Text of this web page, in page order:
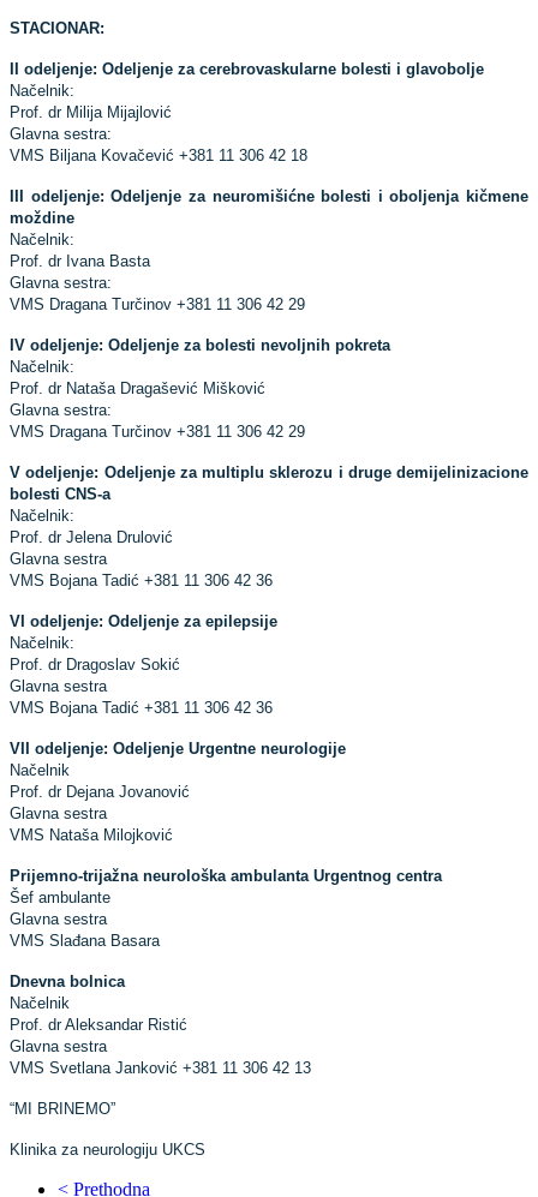
STACIONAR:
II odeljenje: Odeljenje za cerebrovaskularne bolesti i glavobolje
Načelnik:
Prof. dr Milija Mijajlović
Glavna sestra:
VMS Biljana Kovačević +381 11 306 42 18
III odeljenje: Odeljenje za neuromišićne bolesti i oboljenja kičmene
moždine
Načelnik:
Prof. dr Ivana Basta
Glavna sestra:
VMS Dragana Turčinov +381 11 306 42 29
IV odeljenje: Odeljenje za bolesti nevoljnih pokreta
Načelnik:
Prof. dr Nataša Dragašević Mišković
Glavna sestra:
VMS Dragana Turčinov +381 11 306 42 29
V odeljenje: Odeljenje za multiplu sklerozu i druge demijelinizacione
bolesti CNS-a
Načelnik:
Prof. dr Jelena Drulović
Glavna sestra
VMS Bojana Tadić +381 11 306 42 36
VI odeljenje: Odeljenje za epilepsije
Načelnik:
Prof. dr Dragoslav Sokić
Glavna sestra
VMS Bojana Tadić +381 11 306 42 36
VII odeljenje: Odeljenje Urgentne neurologije
Načelnik
Prof. dr Dejana Jovanović
Glavna sestra
VMS Nataša Milojković
Prijemno-trijažna neurološka ambulanta Urgentnog centra
Šef ambulante
Glavna sestra
VMS Slađana Basara
Dnevna bolnica
Načelnik
Prof. dr Aleksandar Ristić
Glavna sestra
VMS Svetlana Janković +381 11 306 42 13
“MI BRINEMO”
Klinika za neurologiju UKCS
< Prethodna